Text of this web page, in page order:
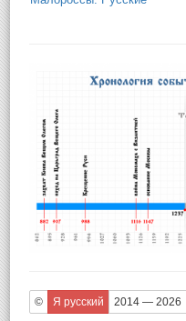
© Я русский 2014 — 2026